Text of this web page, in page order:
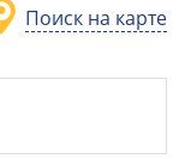
Поиск на карте